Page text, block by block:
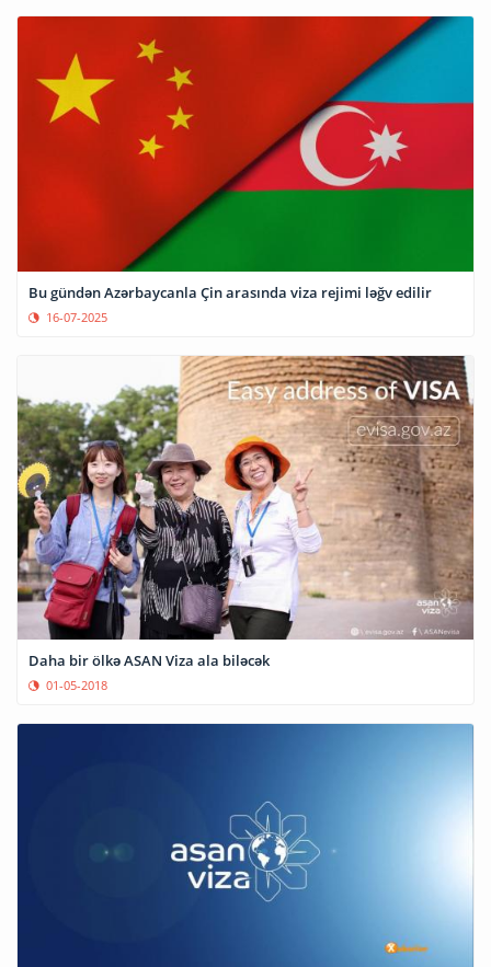
Bu gündən Azərbaycanla Çin arasında viza rejimi ləğv edilir
16-07-2025
Daha bir ölkə ASAN Viza ala biləcək
01-05-2018